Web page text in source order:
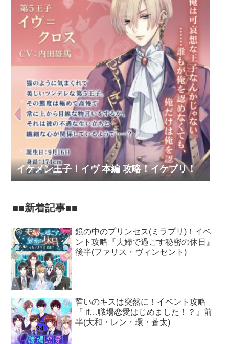
イケメン王子！イヴ 本編 攻略！イケプリ！
■■新着記事■■
鏡の中のプリンセス(ミラプリ)！イベ
ント攻略『夫婦で過ごす秘密の休日』
後半(ファリス・ヴィンセント)
誓いのキスは突然に！イベント攻略
『 if…職場恋愛はじめました！？』前
半(大和・レン・環・蒼太)